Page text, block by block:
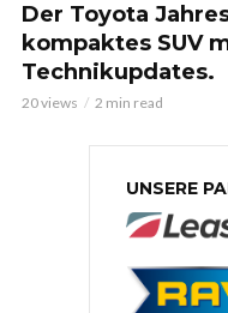
Der Toyota
kompaktes SUV
Technikupdates.
20 views 2 min read
UNSERE